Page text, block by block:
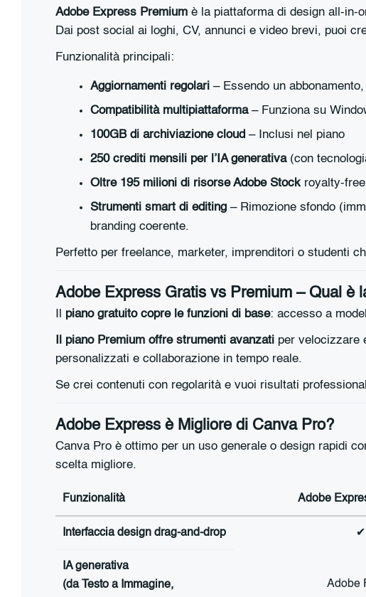
Adobe Express Premium è la piattaforma di design all-in-
Dai post social ai loghi, CV, annunci e video brevi, puoi
Funzionalità principali:
Aggiornamenti regolari – Essendo un
Compatibilità multipiattaforma– Funziona su
100GB di archiviazione cloud – Inclusi nel piano
250 crediti mensili per l’IA generativa(con
Oltre 195 milioni di risorse Adobe Stockroyalty-free
Strumenti smart di editing – Rimozione sfondo
branding coerente.
Perfetto per freelance, marketer, imprenditori o studenti
Adobe Express Gratis vs Premium – Qual è
piano gratuito copre le funzioni di base: accesso a
Il piano Premium offre strumenti avanzati per velocizzare
personalizzati e collaborazione in tempo reale.
Se crei contenuti con regolarità e vuoi risultati
Adobe Express è Migliore di Canva Pro?
Canva Pro è ottimo per un uso generale o design rapidi
scelta migliore.
Funzionalità Adobe
Interfaccia design drag-and-drop ✔
IA generativa
(da Testo a Immagine,
Adobe